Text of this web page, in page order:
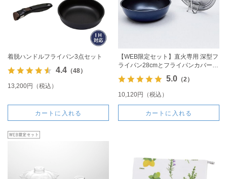
着脱ハンドルフライパン3点セット
4.4（48）
13,200円（税込）
カートに入れる
【WEB限定セット】直火専用 深型フ
ライパン28cmとフライパンカバーの
セット
5.0（2）
10,120円（税込）
カートに入れる